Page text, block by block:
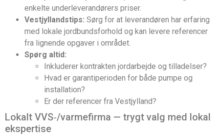
enkelte underleverandørers priser.
Vestjyllandstips: Sørg for at leverandøren har erfaring
med lokale jordbundsforhold og kan levere referencer
fra lignende opgaver i området.
Spørg altid:
Inkluderer kontrakten jordarbejde og tilladelser?
Hvad er garantiperioden for både pumpe og
installation?
Er der referencer fra Vestjylland?
Lokalt VVS‑/varmefirma — trygt valg med lokal
ekspertise